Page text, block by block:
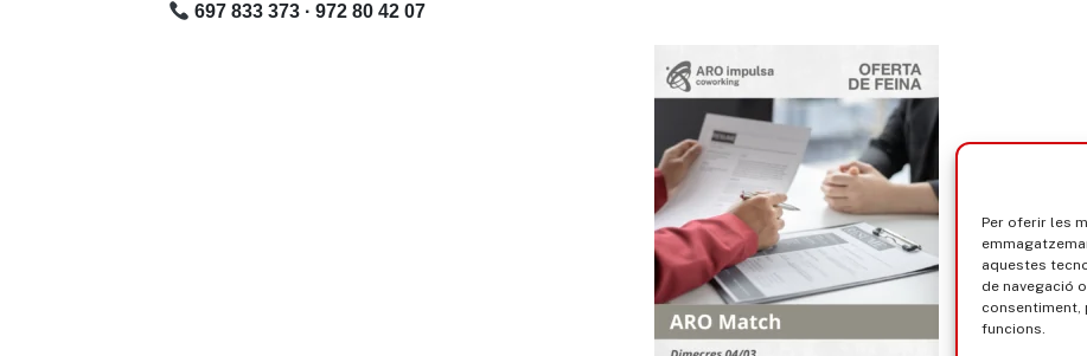
Per oferir les
aquestes
de navegació
consentiment,
funcions.
697 833 373 · 972 80 42 07